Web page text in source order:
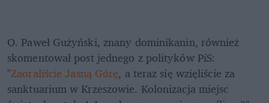
O. Paweł Gużyński, znany dominikanin, również
skomentował post jednego z polityków PiS:
"Zaoraliście Jasną Górę, a teraz się wzięliście za
sanktuarium w Krzeszowie. Kolonizacja miejsc